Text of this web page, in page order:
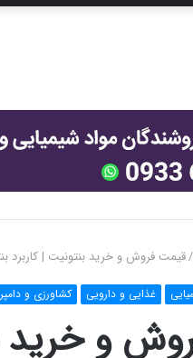
/قیمت فروش و خرید بنتونیت | کاربرد
غذایی و دارویی کشاورزی و
و خرید